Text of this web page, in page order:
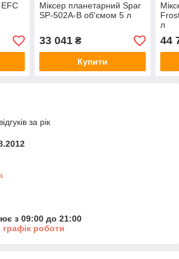
Міксер планетарний Spar
SP-502A-B об'ємом 5 л
33 041₴
Купити
л
44
за рік
з 09:00 до 21:00
роботи